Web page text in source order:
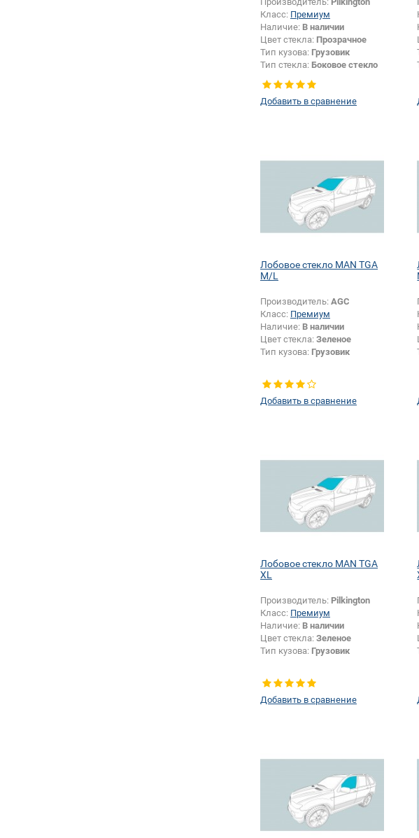
Класс: Премиум
Наличие: В наличии
Цвет стекла: Прозрачное
Тип кузова: Грузовик
Тип стекла: Боковое стекло
левое
Добавить в сравнение
Лобовое стекло MAN TGA
M/L
Производитель: AGC
Класс: Премиум
Наличие: В наличии
Цвет стекла: Зеленое
Тип кузова: Грузовик
Добавить в сравнение
Лобовое стекло MAN TGA
XL
Производитель: Pilkington
Класс: Премиум
Наличие: В наличии
Цвет стекла: Зеленое
Тип кузова: Грузовик
Добавить в сравнение